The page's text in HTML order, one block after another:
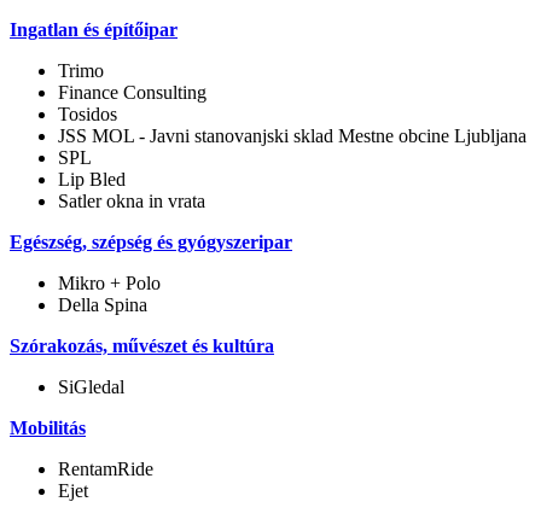
Ingatlan és építőipar
Trimo
Finance Consulting
Tosidos
JSS MOL - Javni stanovanjski sklad Mestne obcine Ljubljana
SPL
Lip Bled
Satler okna in vrata
Egészség, szépség és gyógyszeripar
Mikro + Polo
Della Spina
Szórakozás, művészet és kultúra
SiGledal
Mobilitás
RentamRide
Ejet